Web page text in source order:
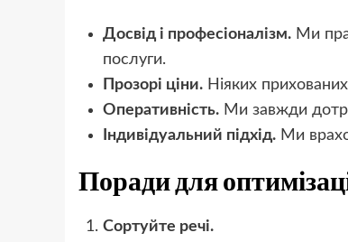
Досвід і професіоналізм. Ми
послуги.
Прозорі ціни. Ніяких
Оперативність. Ми завжди
Індивідуальний підхід. Ми
Поради для
Сортуйте речі.